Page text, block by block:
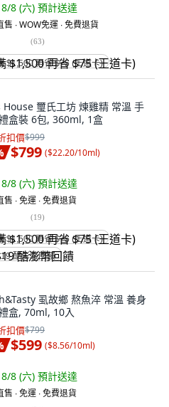
8 (六) 預計送達
售 ∙ WOW免運 ∙ 免費退貨
(63)
$1,500 再省 $75 (王道卡)
House 璽氏工坊 煉雞精 常溫 手
盒裝 6包, 360ml, 1盒
扣價$999
$799 ($22.20/10ml)
8 (六) 預計送達
售 ∙ 免運 ∙ 免費退貨
(19)
$1,500 再省 $75 (王道卡)
酷澎幣回饋
虱故鄉 熬魚淬 常溫 養身
盒, 70ml, 10入
扣價$799
$599 ($8.56/10ml)
8 (六) 預計送達
售 ∙ 免運 ∙ 免費退貨